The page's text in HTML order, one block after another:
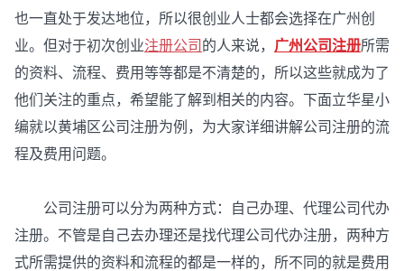
也一直处于发达地位，所以很创业人士都会选择在广州创
业。但对于初次创业注册公司 的人来说， 广州公司注册所需
的资料、流程、费用等等都是不清楚的，所以这些就成为了
他们关注的重点，希望能了解到相关的内容。下面立华星小
编就以黄埔区公司注册为例，为大家详细讲解公司注册的流
程及费用问题。
公司注册可以分为两种方式：自己办理、代理公司代办
注册。不管是自己去办理还是找代理公司代办注册，两种方
式所需提供的资料和流程的都是一样的，所不同的就是费用